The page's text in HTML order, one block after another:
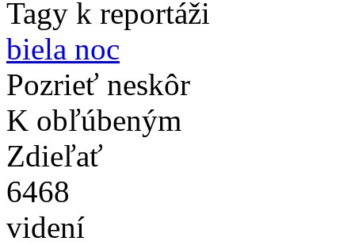
Tagy k reportáži
biela noc
Pozrieť neskôr
K obľúbeným
Zdieľať
6468
videní